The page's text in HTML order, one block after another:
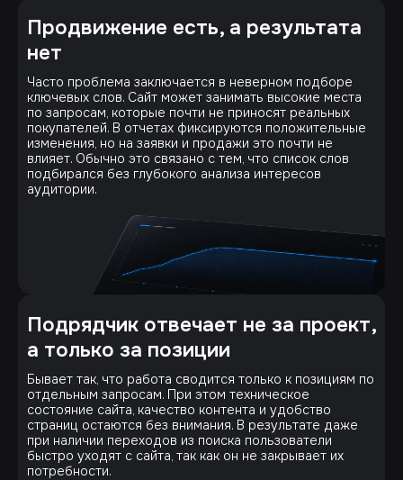
Продвижение есть, а результата
нет
Часто проблема заключается в неверном подборе
ключевых слов. Сайт может занимать высокие места
по запросам, которые почти не приносят реальных
покупателей. В отчетах фиксируются положительные
изменения, но на заявки и продажи это почти не
влияет. Обычно это связано с тем, что список слов
подбирался без глубокого анализа интересов
аудитории.
Подрядчик отвечает не за проект,
а только за позиции
Бывает так, что работа сводится только к позициям по
отдельным запросам. При этом техническое
состояние сайта, качество контента и удобство
страниц остаются без внимания. В результате даже
при наличии переходов из поиска пользователи
быстро уходят с сайта, так как он не закрывает их
потребности.